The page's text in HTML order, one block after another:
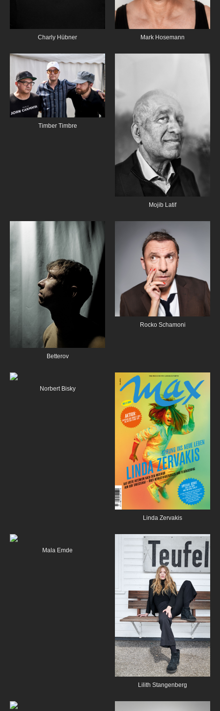
Charly Hübner Mark Hosemann
Timber Timbre
Mojib Latif
Betterov
Rocko Schamoni
Norbert Bisky
Linda Zervakis
Mala Emde
Lilith Stangenberg